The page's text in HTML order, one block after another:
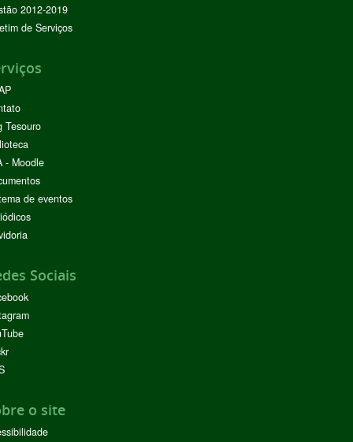
2012-2019
de Serviços
Tesouro
- Moodle
de eventos
Sociais
o site